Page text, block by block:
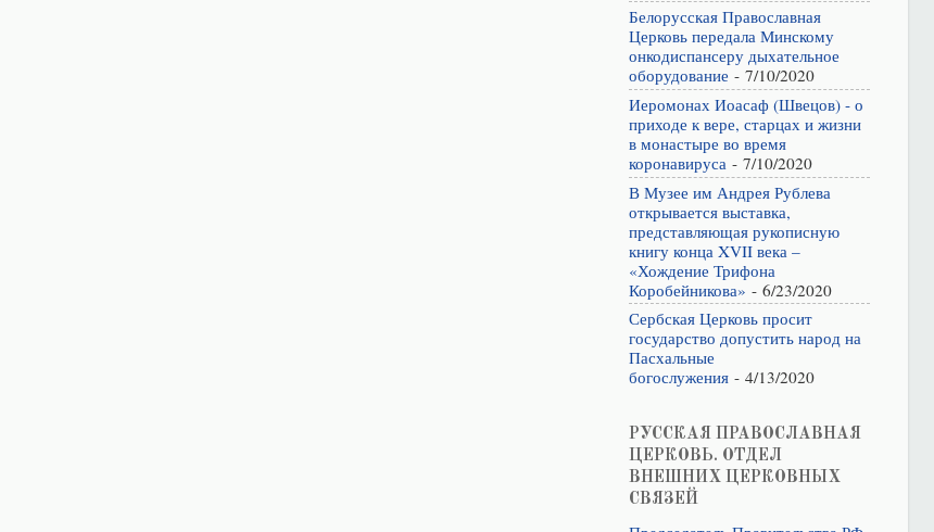
Белорусская Православная
Церковь передала Минскому
онкодиспансеру дыхательное
оборудование - 7/10/2020
Иеромонах Иоасаф (Швецов) - о
приходе к вере, старцах и жизни
в монастыре во время
коронавируса - 7/10/2020
В Музее им Андрея Рублева
открывается выставка,
представляющая рукописную
книгу конца XVII века –
«Хождение Трифона
Коробейникова» - 6/23/2020
Сербская Церковь просит
государство допустить народ на
Пасхальные
богослужения- 4/13/2020
РУССКАЯ ПРАВОСЛАВНАЯ
ЦЕРКОВЬ. ОТДЕЛ
ВНЕШНИХ ЦЕРКОВНЫХ
СВЯЗЕЙ